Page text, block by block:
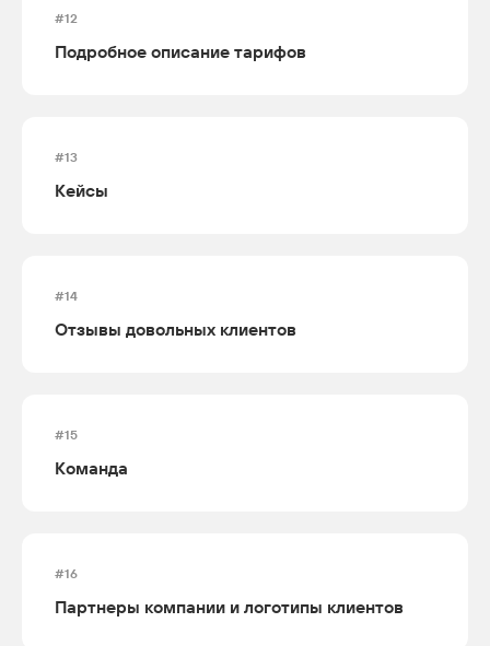
#12
Подробное описание тарифов
#13
Кейсы
#14
Отзывы довольных клиентов
#15
Команда
#16
Партнеры компании и логотипы клиентов